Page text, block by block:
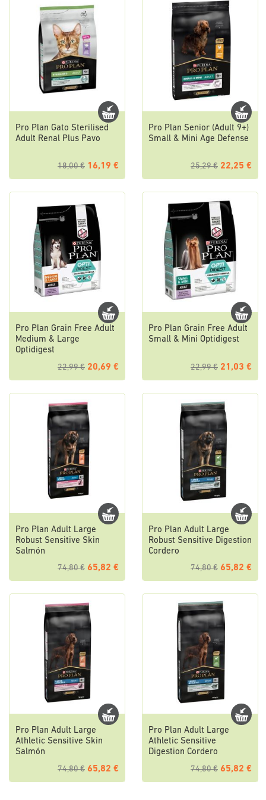
Pro Plan Gato Sterilised
Adult Renal Plus Pavo
18,00 € 16,19 €
Pro Plan Senior (Adult 9+)
Small & Mini Age Defense
25,29 € 22,25 €
Pro Plan Grain Free Adult
Medium & Large
Optidigest
22,99 € 20,69 €
Pro Plan Grain Free Adult
Small & Mini Optidigest
22,99 € 21,03 €
Pro Plan Adult Large
Robust Sensitive Skin
Salmón
74,80 € 65,82 €
Pro Plan Adult Large
Robust Sensitive Digestion
Cordero
74,80 € 65,82 €
Pro Plan Adult Large
Athletic Sensitive Skin
Salmón
74,80 € 65,82 €
Pro Plan Adult Large
Athletic Sensitive
Digestion Cordero
74,80 € 65,82 €